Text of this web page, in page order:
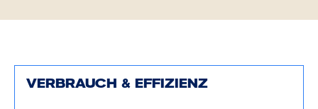
VERBRAUCH & EFFIZIENZ